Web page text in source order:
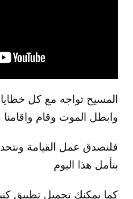
المسيح تواجه مع كل
وابطل الموت وقام
فلنصدق عمل القيامة
بتأمل هذا اليوم
كما يمكنك تحميل تطبيق